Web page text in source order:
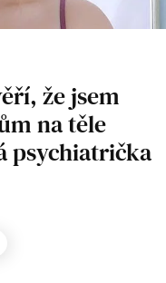
že jsem
na těle
psychiatrička